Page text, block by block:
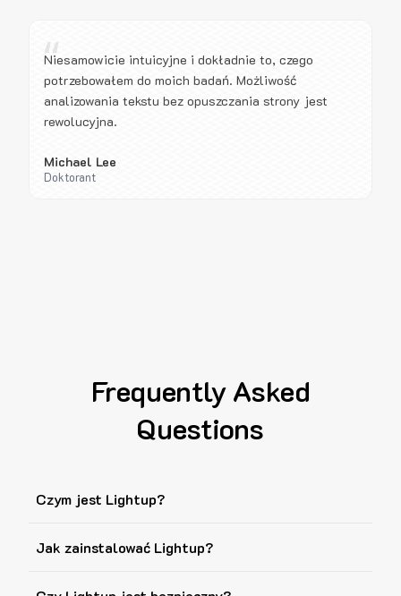
“
Niesamowicie intuicyjne i dokładnie to, czego
potrzebowałem do moich badań. Możliwość
analizowania tekstu bez opuszczania strony jest
rewolucyjna.
Michael Lee
Doktorant
Frequently Asked
Questions
Czym jest Lightup?
Jak zainstalować Lightup?